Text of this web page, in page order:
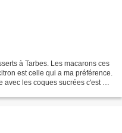
à Tarbes. Les macarons ces
est celle qui a ma préférence.
les coques sucrées c'est un